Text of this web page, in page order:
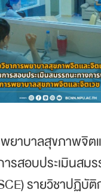
ยาบาลสุขภาพจิต
รสอบประเมินสมร
รายวิชาปฏิบั